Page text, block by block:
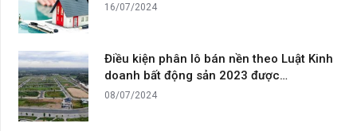
16/07/2024
Điều kiện phân lô bán nền theo Luật Kinh
doanh bất động sản 2023 được…
08/07/2024